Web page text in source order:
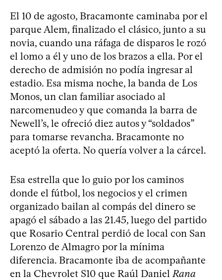
El 10 de agosto, Bracamonte caminaba por el
parque Alem, finalizado el clásico, junto a su
novia, cuando una ráfaga de disparos le rozó
el lomo a él y uno de los brazos a ella. Por el
derecho de admisión no podía ingresar al
estadio. Esa misma noche, la banda de Los
Monos, un clan familiar asociado al
narcomenudeo y que comanda la barra de
Newell’s, le ofreció diez autos y “soldados”
para tomarse revancha. Bracamonte no
aceptó la oferta. No quería volver a la cárcel.
Esa estrella que lo guio por los caminos
donde el fútbol, los negocios y el crimen
organizado bailan al compás del dinero se
apagó el sábado a las 21.45, luego del partido
que Rosario Central perdió de local con San
Lorenzo de Almagro por la mínima
diferencia. Bracamonte iba de acompañante
en la Chevrolet S10 que Raúl Daniel Rana